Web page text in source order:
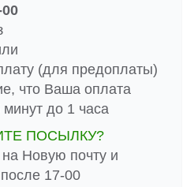
(для предоплаты)
что Ваша оплата
до 1 часа
ПОСЫЛКУ?
Новую почту и
17-00